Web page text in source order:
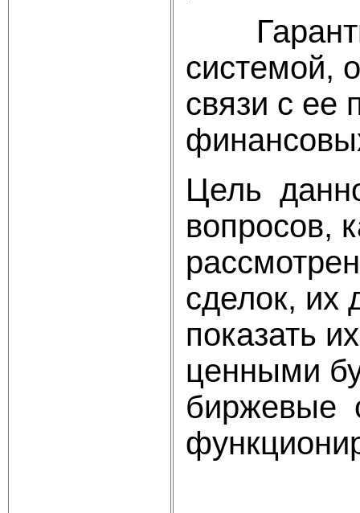
Гарантия
системой,
связи с ее
Цель
вопросов,
сделок, их
показать
ценными
биржевые